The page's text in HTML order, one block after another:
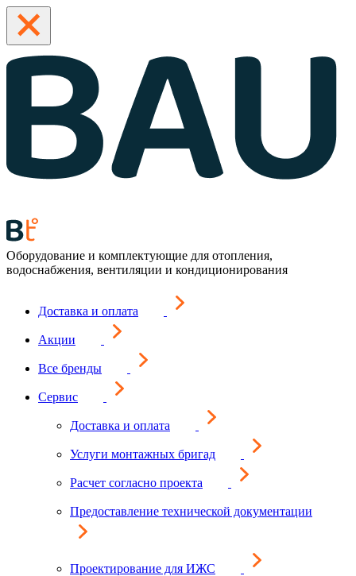
Оборудование и комплектующие для отопления,
водоснабжения, вентиляции и кондиционирования
Доставка и оплата
Акции
Все бренды
Сервис
Доставка и оплата
Услуги монтажных бригад
Расчет согласно проекта
Предоставление технической документации
Проектирование для ИЖС